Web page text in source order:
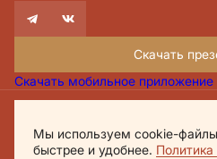
Скачать
Скачать мобильное приложение
Политика обработки
Обращаем внимание, что настоящий
Мы используем cookie-
быстрее и удобнее.